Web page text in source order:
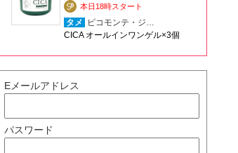
本日18時スタート
タメ
ピコモンテ・ジ…
CICA オールインワンゲル×3個
Eメールアドレス
パスワード